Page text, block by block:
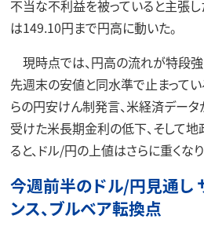
不当な不利益を被っていると主張
は149.10円まで円高に動いた。
現時点では、円高の流れが特段強
先週末の安値と同水準で止まってい
らの円安けん制発言、米経済デー
受けた米長期金利の低下、そして地
ると、ドル/円の上値はさらに重くなり
今週前半のドル/円見通し
ンス、ブルベア転換点